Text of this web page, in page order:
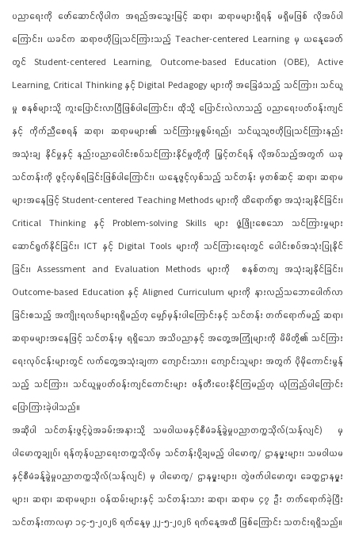
ပညာရေးကို ဖော်ဆောင်လိုပါက အရည်အသွေးမြင့် ဆရာ၊ ဆရာမများရှိရန် မရှိမဖြစ် လိုအပ်ပါ
ကြောင်း၊ ယခင်က ဆရာဗဟိုပြုသင်ကြားသည့် Teacher-centered Learning မှ ယနေ့ခေတ်
တွင် Student-centered Learning, Outcome-based Education (OBE), Active
Learning, Critical Thinking နှင့် Digital Pedagogy များကို အခြေခံသည့် သင်ကြား၊ သင်ယူ
မှု စနစ်များသို့ ကူးပြောင်းလာပြီဖြစ်ပါကြောင်း၊ ထိုသို့ ပြောင်းလဲလာသည့် ပညာရေးပတ်ဝန်းကျင်
နှင့် ကိုက်ညီစေရန် ဆရာ၊ ဆရာမများ၏ သင်ကြားမှုစွမ်းရည်၊ သင်ယူသူဗဟိုပြုသင်ကြားနည်း
အသုံးချ နိုင်မှုနှင့် နည်းပညာပေါင်းစပ်သင်ကြားနိုင်မှုတို့ကို မြှင့်တင်ရန် လိုအပ်သည့်အတွက် ယခု
သင်တန်းကို ဖွင့်လှစ်ရခြင်းဖြစ်ပါကြောင်း၊ ယနေ့ဖွင့်လှစ်သည့် သင်တန်း မှတစ်ဆင့် ဆရာ၊ ဆရာမ
များအနေဖြင့် Student-centered Teaching Methods များကို ထိရောက်စွာ အသုံးချနိုင်ခြင်း၊
Critical Thinking နှင့် ‌Problem-solving Skills များ ဖွံ့ဖြိုးစေသော သင်ကြားမှုများ
ဆောင်ရွက်နိုင်ခြင်း၊ ICT နှင့် Digital Tools များကို သင်ကြားရေးတွင် ပေါင်းစပ်အသုံးပြုနိုင်
ခြင်း၊ Assessment and Evaluation Methods များကို စနစ်တကျ အသုံးချနိုင်ခြင်း၊
Outcome-based Education နှင့် Aligned Curriculum များကို နားလည်သဘောပေါက်လာ
ခြင်းစသည့် အကျိုးရလဒ်များရရှိမည်ဟု မျှော်မှန်းပါကြောင်းနှင့် သင်တန်း တက်ရောက်မည့် ဆရာ၊
ဆရာမများအနေဖြင့် သင်တန်းမှ ရရှိသော အသိပညာနှင့် အတွေ့အကြုံများကို မိမိတို့၏ သင်ကြား
ရေးလုပ်ငန်းများတွင် လက်တွေ့အသုံးချကာ ကျောင်းသား၊ ကျောင်းသူများ အတွက် ပိုမိုကောင်းမွန်
သည့် သင်ကြား၊ သင်ယူမှုပတ်ဝန်းကျင်ကောင်းများ ဖန်တီးပေးနိုင်ကြမည်ဟု ယုံကြည်ပါကြောင်း
ပြောကြားခဲ့ပါသည်။
အဆိုပါ သင်တန်းဖွင့်ပွဲအခမ်းအနားသို့ သမဝါယမနှင့်စီမံခန့်ခွဲမှုပညာတက္ကသိုလ်(သန်လျင်) မှ
ပါမောက္ခချုပ်၊ ရန်ကုန်ပညာရေးတက္ကသိုလ်မှ သင်တန်းပို့ချမည့် ပါမောက္ခ/ ဌာနမှူးများ၊ သမဝါယမ
နှင့်စီမံခန့်ခွဲမှုပညာတက္ကသိုလ်(သန်လျင်) မှ ပါမောက္ခ/ ဌာနမှူးများ၊ တွဲဖက်ပါမောက္ခ၊ ခေတ္တဌာနမှူး
များ၊ ဆရာ၊ ဆရာမများ၊ ဝန်ထမ်းများနှင့် သင်တန်းသား ဆရာ၊ ဆရာမ ၄၇ ဦး တက်ရောက်ခဲ့ပြီး
သင်တန်းကာလမှာ ၁၄-၅-၂၀၂၆ ရက်နေ့မှ ၂၂-၅-၂၀၂၆ ရက်နေ့အထိ ဖြစ်ကြောင်း သတင်းရရှိသည်။